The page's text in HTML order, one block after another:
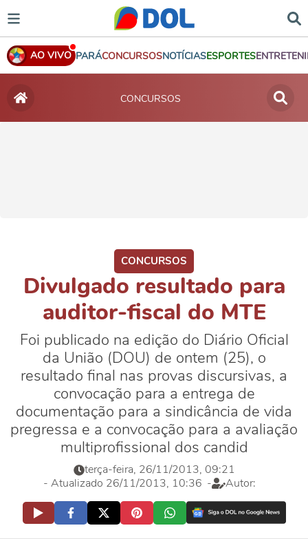
AO VIVO PARÁCONCURSOSNOTÍCIASESPORTES
CONCURSOS
CONCURSOS
Divulgado resultado para
auditor-fiscal do MTE
Foi publicado na edição do Diário Oficial
da União (DOU) de ontem (25), o
resultado final nas provas discursivas, a
convocação para a entrega de
documentação para a sindicância de vida
pregressa e a convocação para a avaliação
multiprofissional dos candid
terça-feira, 26/11/2013, 09:21
- Atualizado 26/11/2013, 10:36 - Autor: